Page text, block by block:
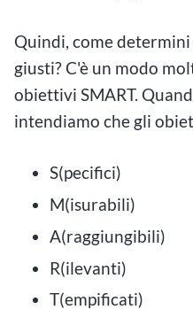
Quindi, come
giusti? C'è un modo
obiettivi SMART.
intendiamo che gli
S(pecifici)
M(isurabili)
A(raggiungibili)
R(ilevanti)
T(empificati)